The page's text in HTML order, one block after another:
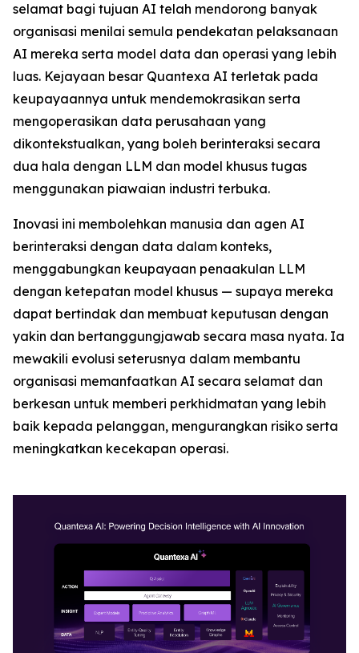
selamat bagi tujuan AI telah mendorong banyak
organisasi menilai semula pendekatan pelaksanaan
AI mereka serta model data dan operasi yang lebih
luas. Kejayaan besar Quantexa AI terletak pada
keupayaannya untuk mendemokrasikan serta
mengoperasikan data perusahaan yang
dikontekstualkan, yang boleh berinteraksi secara
dua hala dengan LLM dan model khusus tugas
menggunakan piawaian industri terbuka.
Inovasi ini membolehkan manusia dan agen AI
berinteraksi dengan data dalam konteks,
menggabungkan keupayaan penaakulan LLM
dengan ketepatan model khusus — supaya mereka
dapat bertindak dan membuat keputusan dengan
yakin dan bertanggungjawab secara masa nyata. Ia
mewakili evolusi seterusnya dalam membantu
organisasi memanfaatkan AI secara selamat dan
berkesan untuk memberi perkhidmatan yang lebih
baik kepada pelanggan, mengurangkan risiko serta
meningkatkan kecekapan operasi.